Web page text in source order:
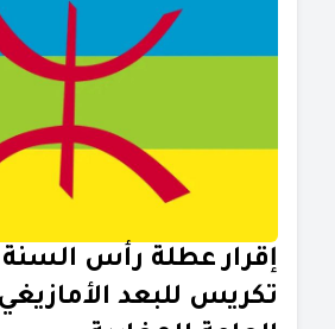
إقرار عطلة رأس السنة
تكريس للبعد